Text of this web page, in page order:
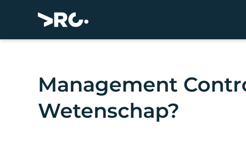
Management
Wetenschap?